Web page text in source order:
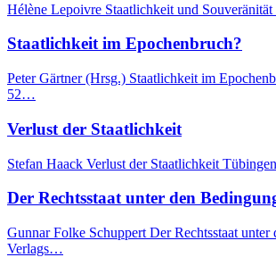
Hélène Lepoivre Staatlichkeit und
Staatlichkeit im Epochenbruch?
Peter Gärtner (Hrsg.) Staatlichkeit im
52…
Verlust der Staatlichkeit
Stefan Haack Verlust der Staatlichkeit
Der Rechtsstaat unter den
Gunnar Folke Schuppert Der Rechtsstaat
Verlags…